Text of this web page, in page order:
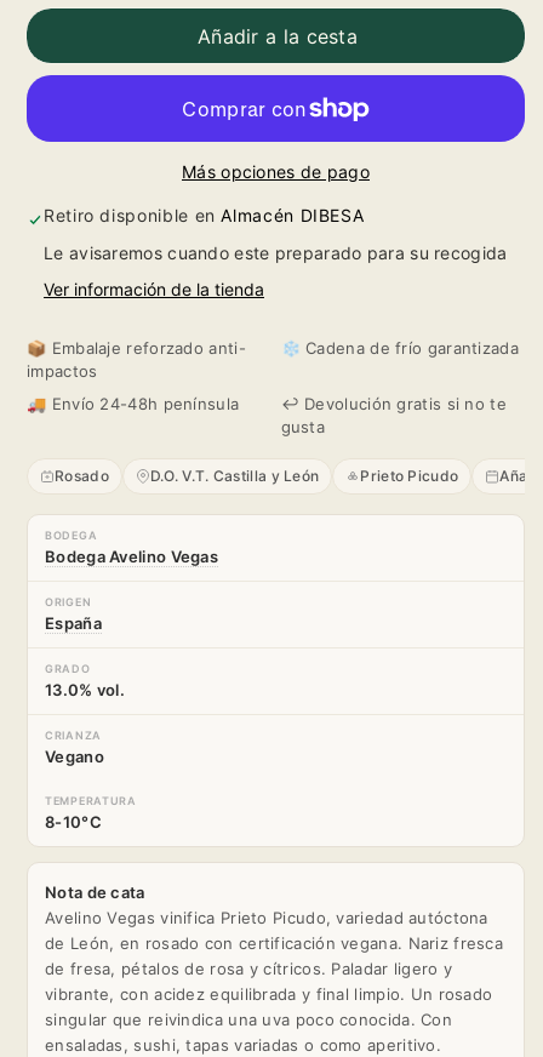
Nicte
cantidad
para
Nicte
2024
Añadir a la cesta
Más opciones de pago
Retiro disponible enAlmacén DIBESA
Le avisaremos cuando este preparado para su recogida
Ver información de la tienda
📦 Embalaje reforzado anti-
impactos
❄️ Cadena de frío garantizada
🚚 Envío 24-48h península
↩️ Devolución gratis si no te
gusta
Rosado D.O. V.T. Castilla y León Prieto Picudo
BODEGA
Bodega Avelino Vegas
ORIGEN
España
GRADO
13.0% vol.
CRIANZA
Vegano
TEMPERATURA
8-10°C
Nota de cata
Avelino Vegas vinifica Prieto Picudo, variedad autóctona
de León, en rosado con certificación vegana. Nariz fresca
de fresa, pétalos de rosa y cítricos. Paladar ligero y
vibrante, con acidez equilibrada y final limpio. Un rosado
singular que reivindica una uva poco conocida. Con
ensaladas, sushi, tapas variadas o como aperitivo.